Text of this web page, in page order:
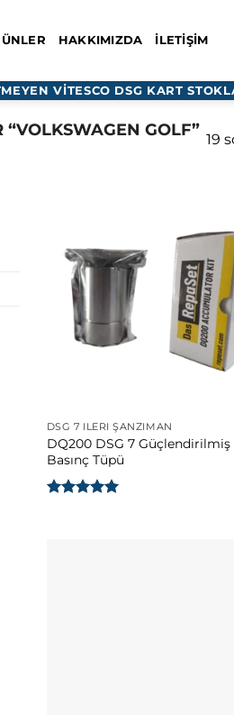
HAKKIMIZDA İLETIŞIM
VITESCO DSG KART
“VOLKSWAGEN GOLF” 19
DSG 7 İLERI ŞANZIMAN
DQ200 DSG 7 Güçlendirilmiş
Basınç Tüpü